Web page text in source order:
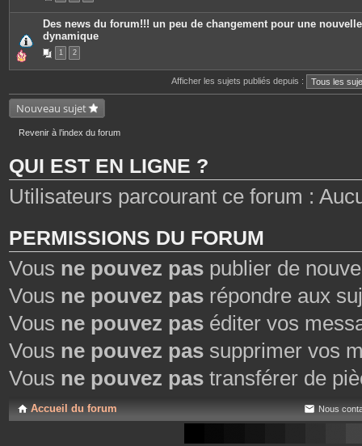
c
e
n
t
e
Des news du forum!!! un peu de changement pour une nouvelle
dynamique
1 2
Afficher les sujets publiés depuis :
Nouveau sujet
Revenir à l’index du forum
QUI EST EN LIGNE ?
Utilisateurs parcourant ce forum :
PERMISSIONS DU FORUM
Vous ne pouvez pas publier de
Vous ne pouvez pas répondre aux
Vous ne pouvez pas éditer vos
Vous ne pouvez pas supprimer vos
Vous ne pouvez pas transférer de
Accueil du forum Nous